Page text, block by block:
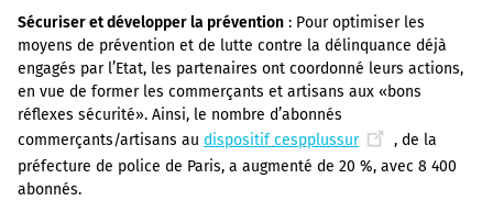
Sécuriser et développer la prévention : Pour optimiser les
moyens de prévention et de lutte contre la délinquance déjà
engagés par l’Etat, les partenaires ont coordonné leurs actions,
en vue de former les commerçants et artisans aux «bons
réflexes sécurité». Ainsi, le nombre d’abonnés
commerçants/artisans au dispositif cespplussur
, de la
préfecture de police de Paris, a augmenté de 20 %, avec 8 400
abonnés.